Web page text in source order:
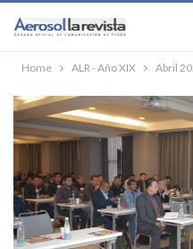
Home ALR - Año XIX Abril